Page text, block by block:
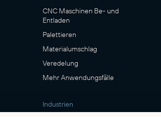
CNC Maschinen Be- und
Entladen
Palettieren
Materialumschlag
Veredelung
Mehr Anwendungsfälle
Industrien